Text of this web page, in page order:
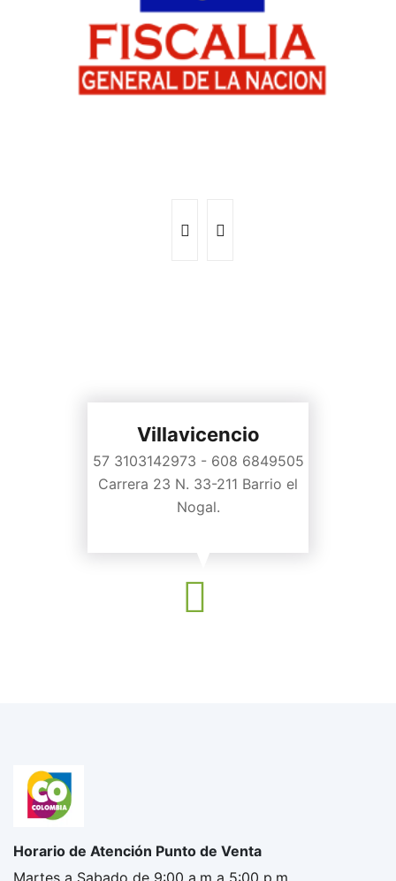
Villavicencio
57 3103142973 - 608 6849505
Carrera 23 N. 33-211 Barrio el
Nogal.
Horario de Atención Punto de Venta
Martes a Sabado de 9:00 a.m a 5:00 p.m